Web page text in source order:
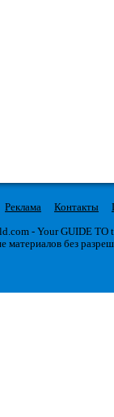
Реклама Контакты
- Your GUIDE TO
материалов без